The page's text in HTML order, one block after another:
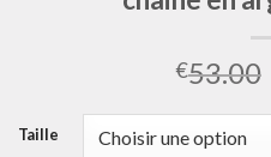
€53.00
Taille